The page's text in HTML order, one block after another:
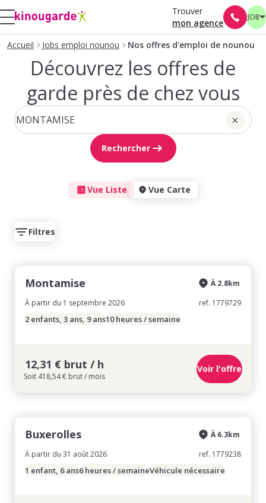
Trouver
mon agence
JOB
Accueil Jobs emploi nounou Nos offres d'emploi de nounou
Découvrez les offres de
garde près de chez vous
Rechercher
Vue Liste Vue Carte
Filtres
Montamise
À partir du 1 septembre 2026
À 2.8km
ref. 1779729
2 enfants, 3 ans, 9 ans10 heures / semaine
12,31 € brut / h
Soit 418,54 € brut / mois
Voir l'offre
Buxerolles
À partir du 31 août 2026
À 6.3km
ref. 1779238
1 enfant, 6 ans6 heures / semaineVéhicule nécessaire